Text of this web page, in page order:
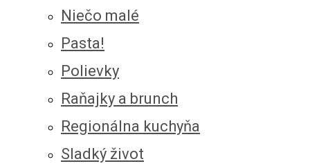
Niečo malé
Pasta!
Polievky
Raňajky a brunch
Regionálna kuchyňa
Sladký život